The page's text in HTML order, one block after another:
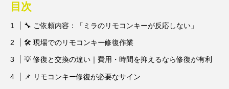
目次
🔧 ご依頼内容：「ミラのリモコンキーが反応しない」
🛠 現場でのリモコンキー修復作業
💡 修復と交換の違い｜費用・時間を抑えるなら修復が有利
📌 リモコンキー修復が必要なサイン